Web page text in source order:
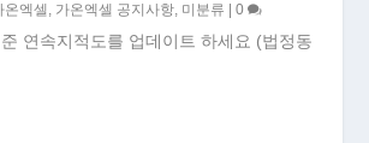
온엑셀 , 가온엑셀 공지사항, 미분류 |0
연속지적도를 업데이트 하세요 (법정동